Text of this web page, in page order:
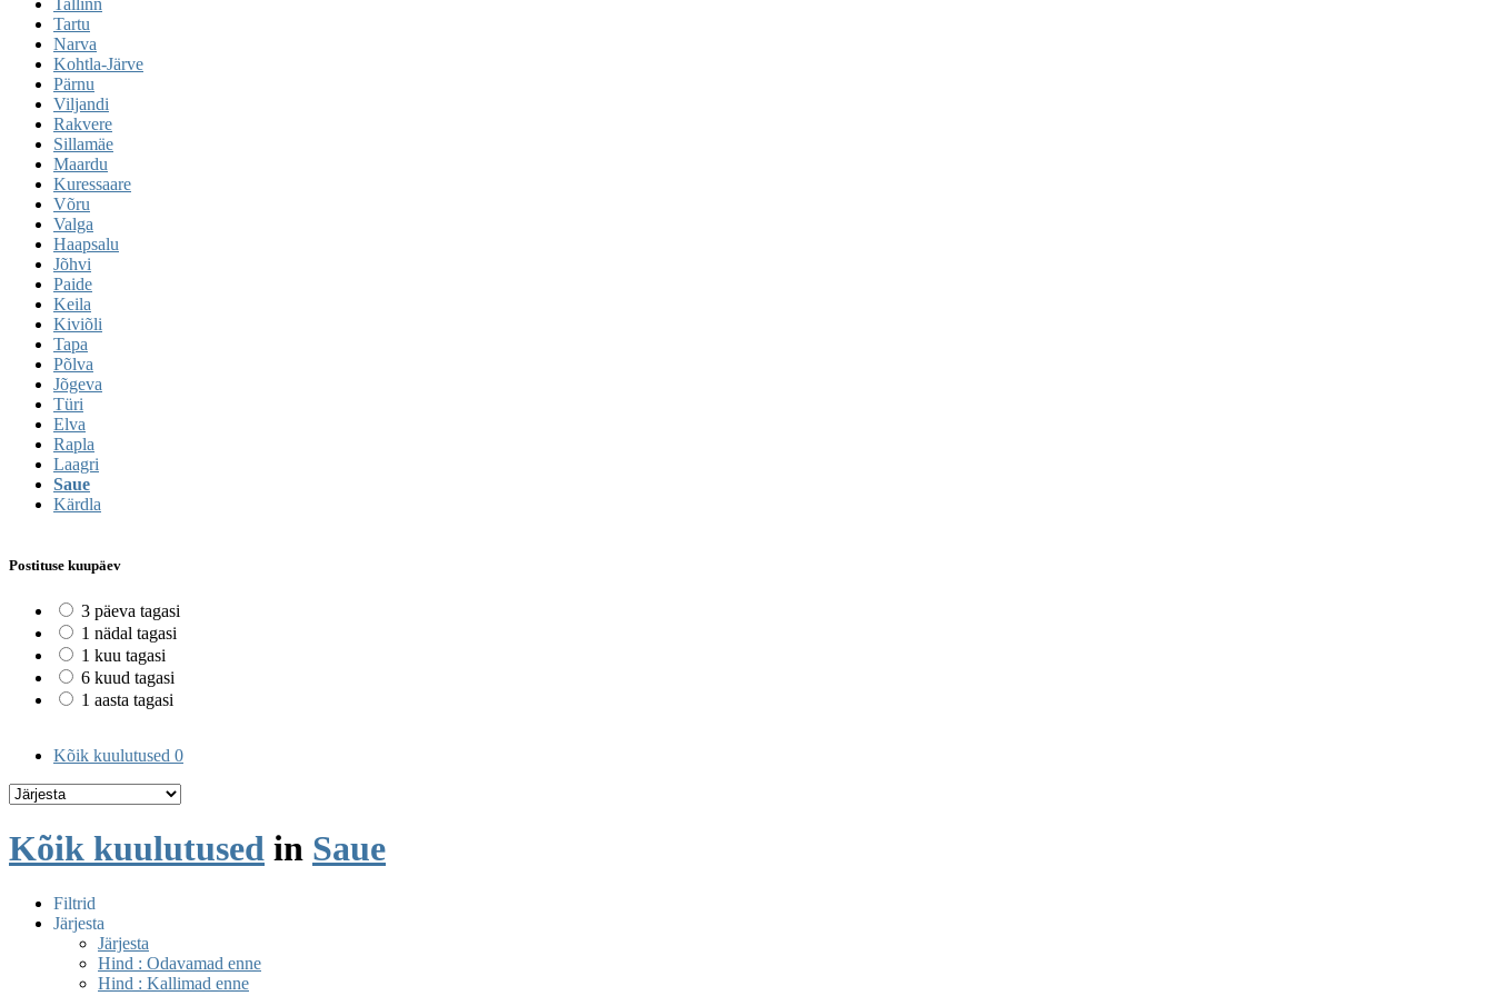
Tartu
Narva
Kohtla-Järve
Pärnu
Viljandi
Rakvere
Sillamäe
Maardu
Kuressaare
Võru
Valga
Haapsalu
Jõhvi
Paide
Keila
Kiviõli
Tapa
Põlva
Jõgeva
Türi
Elva
Rapla
Laagri
Saue
Kärdla
Postituse kuupäev
3 päeva tagasi
1 nädal tagasi
1 kuu tagasi
6 kuud tagasi
1 aasta tagasi
Kõik kuulutused 0
Kõik kuulutused in Saue
Filtrid
Järjesta
Järjesta
Hind : Odavamad enne
Hind : Kallimad enne